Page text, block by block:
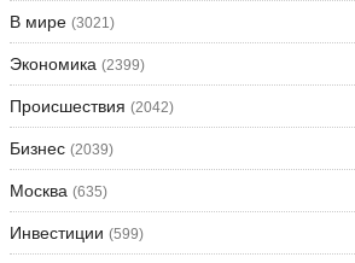
В мире (3021)
Экономика (2399)
Происшествия (2042)
Бизнес (2039)
Москва (635)
Инвестиции (599)